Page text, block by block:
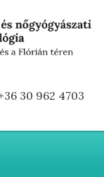
30 962 4703